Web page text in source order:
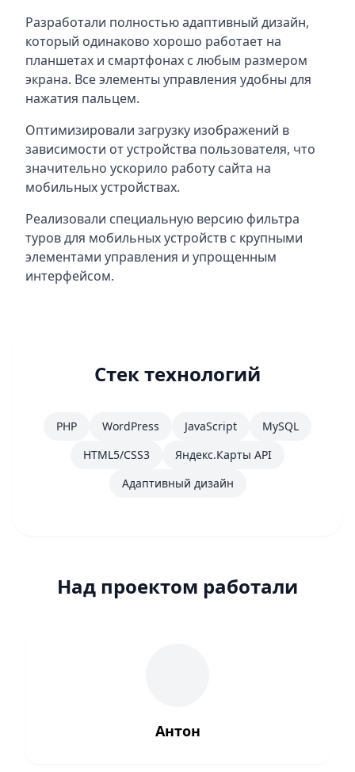
Разработали полностью адаптивный дизайн,
который одинаково хорошо работает на
планшетах и смартфонах с любым размером
экрана. Все элементы управления удобны для
нажатия пальцем.
Оптимизировали загрузку изображений в
зависимости от устройства пользователя, что
значительно ускорило работу сайта на
мобильных устройствах.
Реализовали специальную версию фильтра
туров для мобильных устройств с крупными
элементами управления и упрощенным
интерфейсом.
Стек технологий
PHP WordPress JavaScript
MySQL
HTML5/CSS3
Яндекс.Карты API
Адаптивный дизайн
Над проектом работали
Антон